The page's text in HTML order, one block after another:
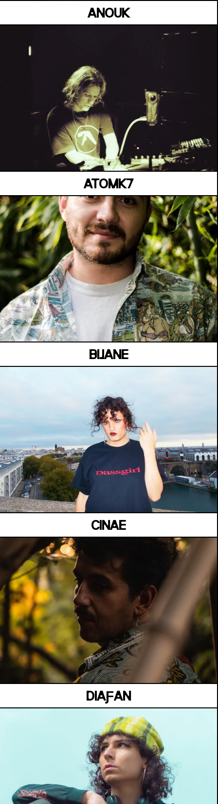
ANOUK
ATOMK7
JARDIN KENNEDY
Samedi 04 juillet
BIJANE
MANOIR DE KEROUAL
Samedi 04 juillet
CINAE
MANOIR DE KEROUAL
Samedi 04 juillet
DIAƑAN
JARDIN KENNEDY
Samedi 04 juillet
JARDIN KENNEDY